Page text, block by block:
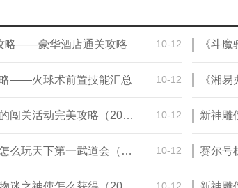
teamspeak中文站(teamspeak官网)
伐木求生游戏中文攻略大全(伐木求生游戏中
世界末日生存中文版游戏攻略(世界末日生存
我的小屋中文版游戏攻略(我的小屋中文版游
游戏尤特那英雄战记秘籍(尤特娜英雄战记中
重生传说游戏中文攻略(重生传说游戏中文攻
outlast怎么设置中文(outlast怎么设置中文
变形金刚塞伯坦的陨落bot(塞伯坦的陨落中
猎豹模拟游戏攻略(猎豹模拟器游戏中文版)
世嘉
塑身支援游戏燃烧玩法(塑身支援游戏中文版)
逃
unturned怎么调中文(unturned怎么调成中文)
单
坑爹游戏二第79关攻略中文(还有这种操作2第79关
世嘉游戏三国演义3中文版攻略(世嘉游戏三国演义3
重装机兵之重装归来手机游戏攻略(重装机兵手机中
unturned怎么调中文(unturned怎么调中文2021)
韩服王者荣耀手游中文攻略(韩服王者荣耀手游中文
略——豪华酒店通关攻略 10-12 《斗
略——火球术前置技能汇总 10-12 《湘
新神雕侠侣门派的闯关活动完美攻略（2023平民怎么玩襄阳保卫战活动） 10-12
新神雕侠侣平民怎么玩天下第一武道会（2023战队的PK赛怎么布阵的高分） 10-12